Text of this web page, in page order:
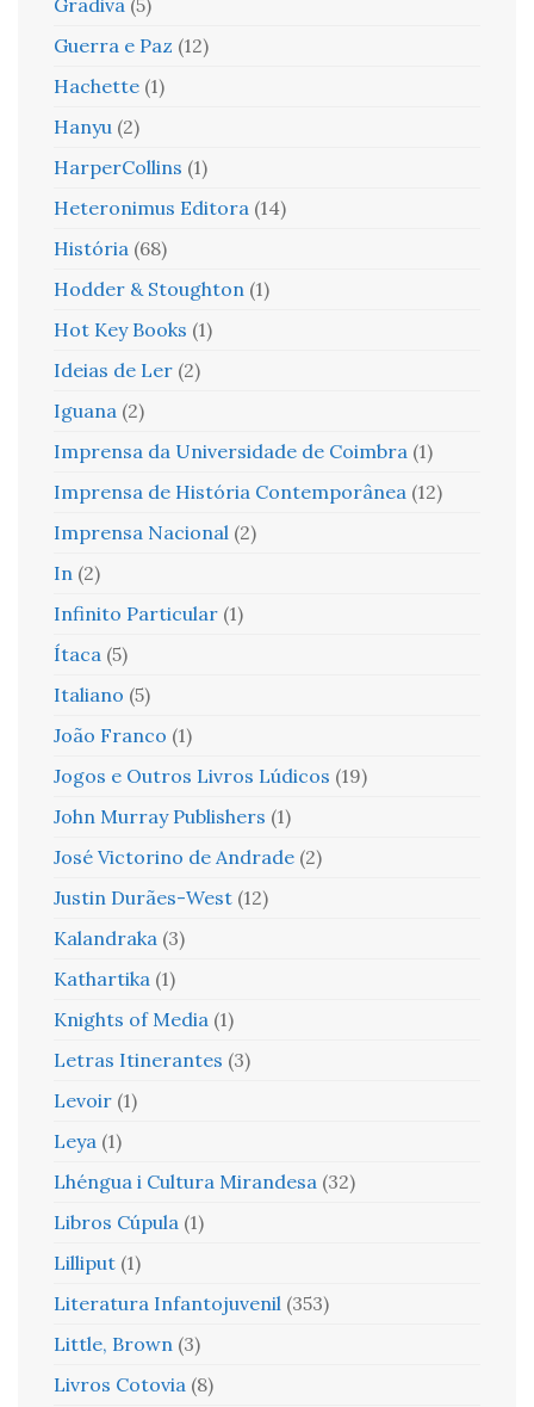
Gradiva (5)
Guerra e Paz (12)
Hachette (1)
Hanyu (2)
HarperCollins (1)
Heteronimus Editora (14)
História (68)
Hodder & Stoughton (1)
Hot Key Books (1)
Ideias de Ler (2)
Iguana (2)
Imprensa da Universidade de Coimbra (1)
Imprensa de História Contemporânea (12)
Imprensa Nacional (2)
In (2)
Infinito Particular (1)
Ítaca (5)
Italiano (5)
João Franco (1)
Jogos e Outros Livros Lúdicos (19)
John Murray Publishers (1)
José Victorino de Andrade (2)
Justin Durães-West (12)
Kalandraka (3)
Kathartika (1)
Knights of Media (1)
Letras Itinerantes (3)
Levoir (1)
Leya (1)
Lhéngua i Cultura Mirandesa (32)
Libros Cúpula (1)
Lilliput (1)
Literatura Infantojuvenil (353)
Little, Brown (3)
Livros Cotovia (8)